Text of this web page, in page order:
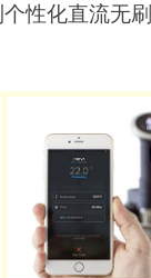
性化直流无